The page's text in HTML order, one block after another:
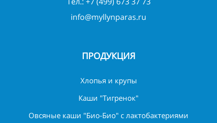
info@myllynparas.ru
ПРОДУКЦИЯ
Хлопья и крупы
Каши "Тигренок"
Овсяные каши "Био-Био" с лактобактериями